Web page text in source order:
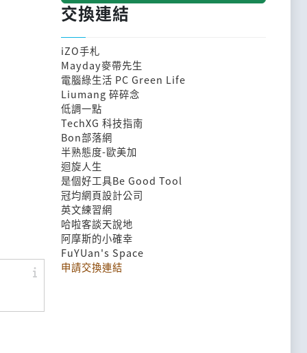
交換連結
iZO手札
Mayday麥帶先生
電腦綠生活 PC Green Life
Liumang 碎碎念
低調一點
TechXG 科技指南
Bon部落網
半熟態度-歐美加
迴旋人生
是個好工具Be Good Tool
冠均網頁設計公司
英文練習網
哈啦客談天說地
阿摩斯的小確幸
FuYUan's Space
申請交換連結